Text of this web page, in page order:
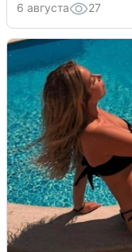
6 августа 27